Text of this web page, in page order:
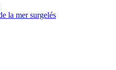
la mer surgelés